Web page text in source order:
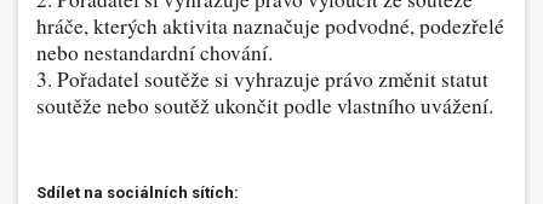
hráče, kterých aktivita naznačuje podvodné, podezřelé
nebo nestandardní chování.
3. Pořadatel soutěže si vyhrazuje právo změnit statut
soutěže nebo soutěž ukončit podle vlastního uvážení.
Sdílet na sociálních sítích: